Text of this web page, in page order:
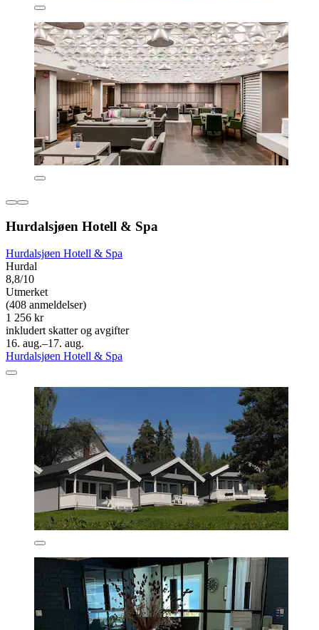
Hurdalsjøen Hotell & Spa
Hurdalsjøen Hotell & Spa
Hurdal
8,8/10
Utmerket
(408 anmeldelser)
1 256 kr
inkludert skatter og avgifter
16. aug.–17. aug.
Hurdalsjøen Hotell & Spa